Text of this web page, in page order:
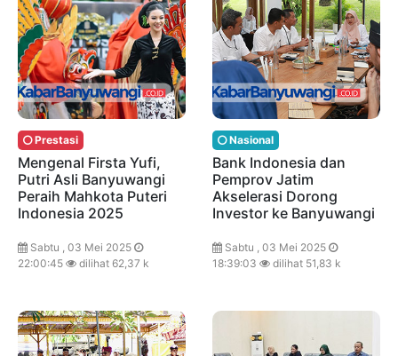
Prestasi
Mengenal Firsta Yufi,
Putri Asli Banyuwangi
Peraih Mahkota Puteri
Indonesia 2025
Sabtu , 03 Mei 2025
22:00:45
dilihat 62,37 k
Nasional
Bank Indonesia dan
Pemprov Jatim
Akselerasi Dorong
Investor ke Banyuwangi
Sabtu , 03 Mei 2025
18:39:03
dilihat 51,83 k